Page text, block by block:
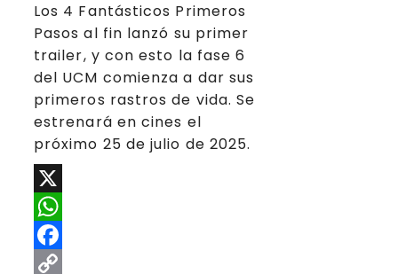
Los 4 Fantásticos Primeros
Pasos al fin lanzó su primer
trailer, y con esto la fase 6
del UCM comienza a dar sus
primeros rastros de vida. Se
estrenará en cines el
próximo 25 de julio de 2025.
X
WhatsApp
Facebook